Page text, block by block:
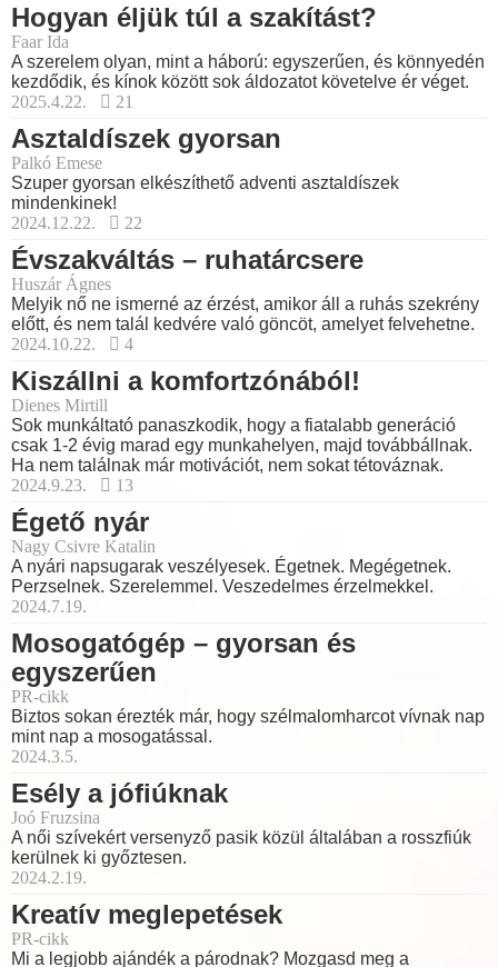
Hogyan éljük túl a szakítást?
Faar Ida
A szerelem olyan, mint a háború: egyszerűen, és könnyedén
kezdődik, és kínok között sok áldozatot követelve ér véget.
2025.4.22.
21
Asztaldíszek gyorsan
Palkó Emese
Szuper gyorsan elkészíthető adventi asztaldíszek
mindenkinek!
2024.12.22.
22
Évszakváltás – ruhatárcsere
Huszár Ágnes
Melyik nő ne ismerné az érzést, amikor áll a ruhás szekrény
előtt, és nem talál kedvére való göncöt, amelyet felvehetne.
2024.10.22.
4
Kiszállni a komfortzónából!
Dienes Mirtill
Sok munkáltató panaszkodik, hogy a fiatalabb generáció
csak 1-2 évig marad egy munkahelyen, majd továbbállnak.
Ha nem találnak már motivációt, nem sokat tétováznak.
2024.9.23.
13
Égető nyár
Nagy Csivre Katalin
A nyári napsugarak veszélyesek. Égetnek. Megégetnek.
Perzselnek. Szerelemmel. Veszedelmes érzelmekkel.
2024.7.19.
Mosogatógép – gyorsan és
egyszerűen
PR-cikk
Biztos sokan érezték már, hogy szélmalomharcot vívnak nap
mint nap a mosogatással.
2024.3.5.
Esély a jófiúknak
Joó Fruzsina
A női szívekért versenyző pasik közül általában a rosszfiúk
kerülnek ki győztesen.
2024.2.19.
Kreatív meglepetések
PR-cikk
Mi a legjobb ajándék a párodnak? Mozgasd meg a